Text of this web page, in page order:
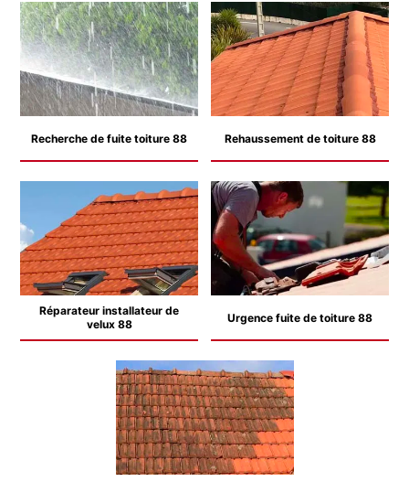
Recherche de fuite toiture 88 Rehaussement de toiture 88
Réparateur installateur de
velux 88
Urgence fuite de toiture 88